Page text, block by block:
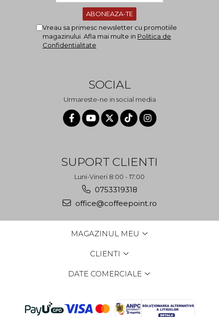
Vreau sa primesc newsletter cu promotiile
magazinului. Afla mai multe in Politica de
Confidentialitate
SOCIAL
Urmareste-ne in social media
SUPORT CLIENTI
Luni-Vineri 8:00 - 17:00
0753319318
office@coffeepoint.ro
MAGAZINUL MEU
CLIENTI
DATE COMERCIALE